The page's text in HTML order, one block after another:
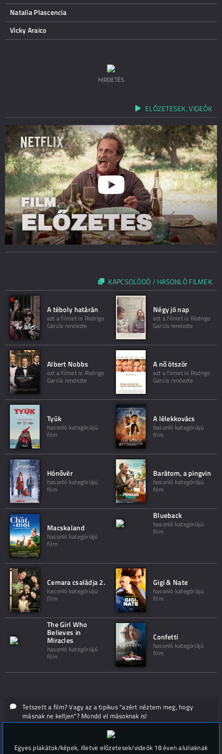
Natalia Plascencia
Vicky Araico
HIRDETÉS
ELŐZETESEK, VIDEÓK
KAPCSOLÓDÓ / HASONLÓ FILMEK
A téboly határán
ezt a filmet is Rodrigo
García rendezte
Négy jó nap
ezt a filmet is Rodrigo
García rendezte
Albert Nobbs
ezt a filmet is Rodrigo
García rendezte
A nő ötször
ezt a filmet is Rodrigo
García rendezte
Tyúk
hasonló kategóriájú
film
A lélekkovács
hasonló kategóriájú
film
Hónővér
hasonló kategóriájú
film
Barátom, a pingvin
hasonló kategóriájú
film
Macskaland
hasonló kategóriájú
film
Blueback
hasonló kategóriájú
film
Cemara családja 2.
hasonló kategóriájú
film
Gigi & Nate
hasonló kategóriájú
film
The Girl Who
Believes in
Miracles
hasonló kategóriájú
film
Confetti
hasonló kategóriájú
film
Tetszett a film? Vagy az a tipikus "azért néztem meg, hogy
másnak ne kelljen"? Mondd el másoknak is!
Hozzászólások (
Egyes plakátok/képek, illetve előzetesek/videók 18 éven aluliaknak